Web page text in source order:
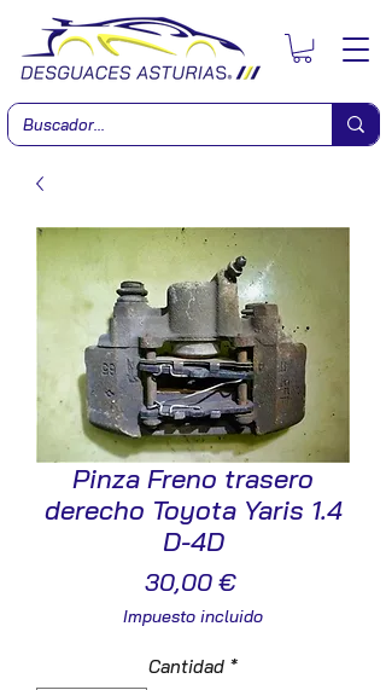
Pinza Freno trasero
derecho Toyota Yaris 1.4
D-4D
30,00 €Precio
Impuesto incluido
Cantidad *